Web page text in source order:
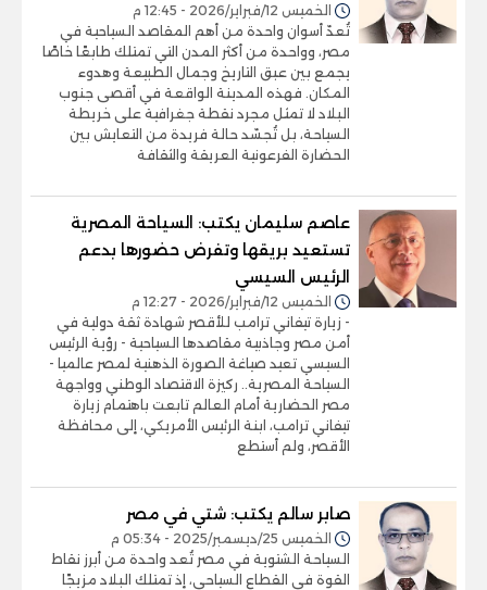
الخميس 12/فبراير/2026 - 12:45 م
تُعدّ أسوان واحدة من أهم المقاصد السياحية في
مصر، وواحدة من أكثر المدن التي تمتلك طابعًا خاصًا
يجمع بين عبق التاريخ وجمال الطبيعة وهدوء
المكان. فهذه المدينة الواقعة في أقصى جنوب
البلاد لا تمثل مجرد نقطة جغرافية على خريطة
السياحة، بل تُجسّد حالة فريدة من التعايش بين
الحضارة الفرعونية العريقة والثقافة
عاصم سليمان يكتب: السياحة المصرية
تستعيد بريقها وتفرض حضورها بدعم
الرئيس السيسي
الخميس 12/فبراير/2026 - 12:27 م
- زيارة تيفاني ترامب للأقصر شهادة ثقة دولية في
أمن مصر وجاذبية مقاصدها السياحية - رؤية الرئيس
السيسي تعيد صياغة الصورة الذهنية لمصر عالميا -
السياحة المصرية.. ركيزة الاقتصاد الوطني وواجهة
مصر الحضارية أمام العالم تابعت باهتمام زيارة
تيفاني ترامب، ابنة الرئيس الأمريكي، إلى محافظة
الأقصر، ولم أستطع
صابر سالم يكتب: شتي في مصر
الخميس 25/ديسمبر/2025 - 05:34 م
السياحة الشتوية في مصر تُعد واحدة من أبرز نقاط
القوة في القطاع السياحي، إذ تمتلك البلاد مزيجًا